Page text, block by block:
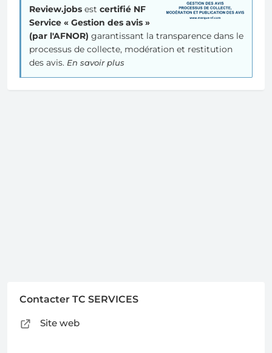
Review.jobs est certifié NF
Service « Gestion des avis »
(par l'AFNOR) garantissant la transparence dans le
processus de collecte, modération et restitution
des avis. En savoir plus
Contacter TC SERVICES
Site web